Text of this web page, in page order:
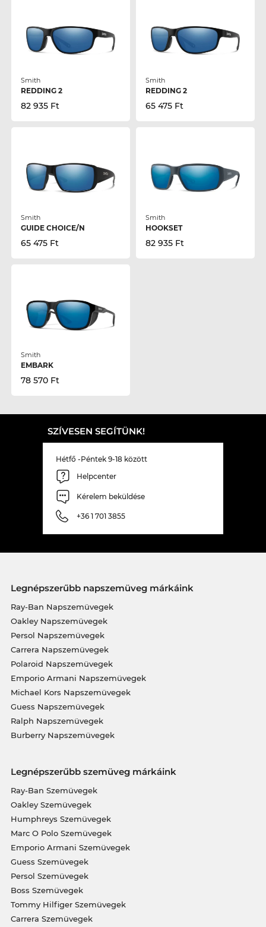
Smith
REDDING 2
82 935 Ft
Smith
REDDING 2
65 475 Ft
Smith
GUIDE CHOICE/N
65 475 Ft
Smith
HOOKSET
82 935 Ft
Smith
EMBARK
78 570 Ft
SZÍVESEN SEGÍTÜNK!
Hétfő -Péntek 9-18 között
Helpcenter
Kérelem beküldése
+36 1 701 3855
Legnépszerűbb napszemüveg márkáink
Ray-Ban Napszemüvegek
Oakley Napszemüvegek
Persol Napszemüvegek
Carrera Napszemüvegek
Polaroid Napszemüvegek
Emporio Armani Napszemüvegek
Michael Kors Napszemüvegek
Guess Napszemüvegek
Ralph Napszemüvegek
Burberry Napszemüvegek
Legnépszerűbb szemüveg márkáink
Ray-Ban Szemüvegek
Oakley Szemüvegek
Humphreys Szemüvegek
Marc O Polo Szemüvegek
Emporio Armani Szemüvegek
Guess Szemüvegek
Persol Szemüvegek
Boss Szemüvegek
Tommy Hilfiger Szemüvegek
Carrera Szemüvegek